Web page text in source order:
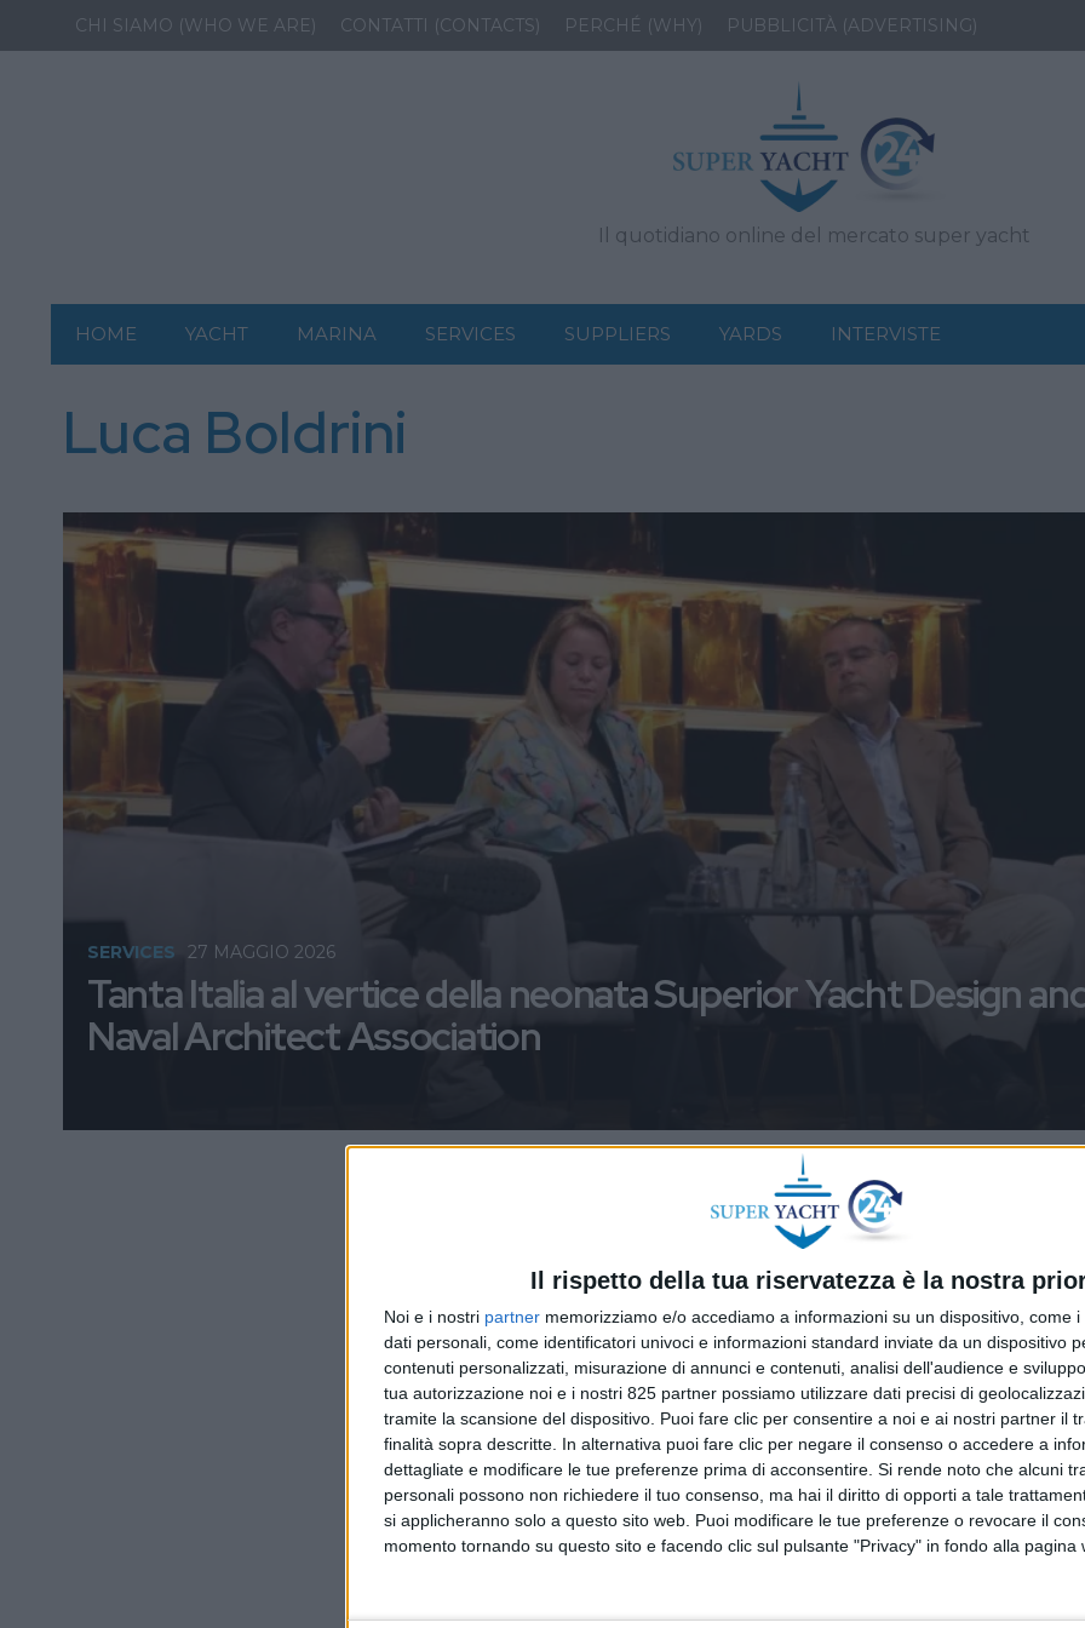
Il rispetto della tua riservatezza è la nostra
Noi e i nostri partner memorizziamo e/o accediamo a informazioni su un dispositivo, come
dati personali, come identificatori univoci e informazioni standard inviate da un dispositivo
contenuti personalizzati, misurazione di annunci e contenuti, analisi dell'audience e
tua autorizzazione noi e i nostri 825 partner possiamo utilizzare dati precisi di
tramite la scansione del dispositivo. Puoi fare clic per consentire a noi e ai nostri partner il
finalità sopra descritte. In alternativa puoi fare clic per negare il consenso o accedere a
dettagliate e modificare le tue preferenze prima di acconsentire. Si rende noto che alcuni
personali possono non richiedere il tuo consenso, ma hai il diritto di opporti a tale
si applicheranno solo a questo sito web. Puoi modificare le tue preferenze o revocare il
momento tornando su questo sito e facendo clic sul pulsante "Privacy" in fondo alla pagina
CHI SIAMO (WHO WE ARE) CONTATTI (CONTACTS) PERCHÉ (WHY) PUBBLICITÀ (ADVERTISING)
Il quotidiano online del mercato super yacht
HOME YACHT MARINA SERVICES SUPPLIERS YARDS INTERVISTE
Luca Boldrini
Tanta Italia al vertice della neonata Superior Yacht Design
Naval Architect Association
SERVICES 27 MAGGIO 2026